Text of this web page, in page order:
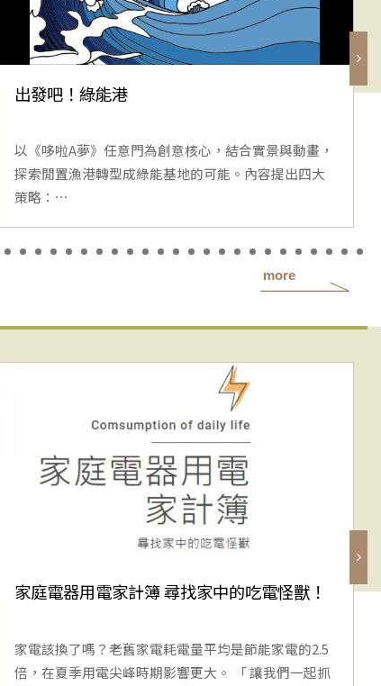
出發吧！綠能港
以《哆啦A夢》任意門為創意核心，結合實景與動畫，
探索閒置漁港轉型成綠能基地的可能。內容提出四大
策略：⋯
more
家庭電器用電家計簿 尋找家中的吃電怪獸！
家電該換了嗎？老舊家電耗電量平均是節能家電的2.5
倍，在夏季用電尖峰時期影響更大。 「 讓我們一起抓